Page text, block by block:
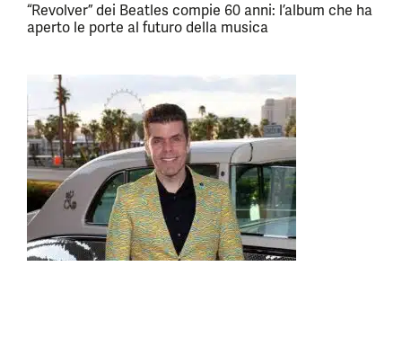
“Revolver” dei Beatles compie 60 anni: l’album che ha
aperto le porte al futuro della musica